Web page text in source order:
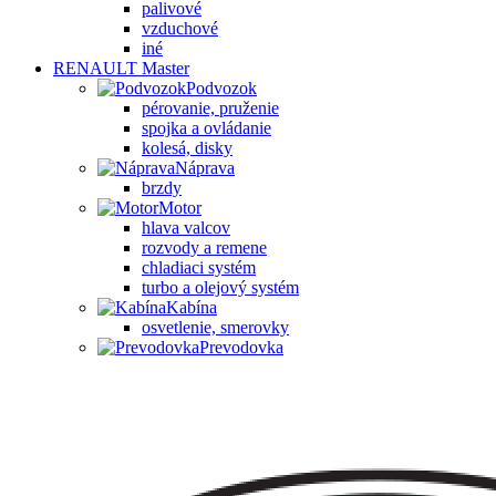
palivové
vzduchové
iné
RENAULT Master
Podvozok
pérovanie, pruženie
spojka a ovládanie
kolesá, disky
Náprava
brzdy
Motor
hlava valcov
rozvody a remene
chladiaci systém
turbo a olejový systém
Kabína
osvetlenie, smerovky
Prevodovka